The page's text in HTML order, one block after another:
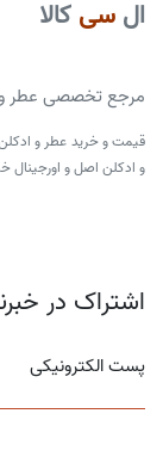
ال سی کالا
مرجع تخصصی عطر و
قیمت و خرید عطر و ادکلن
و ادکلن اصل و اورجینال
اشتراک در
پست الکترونیکی